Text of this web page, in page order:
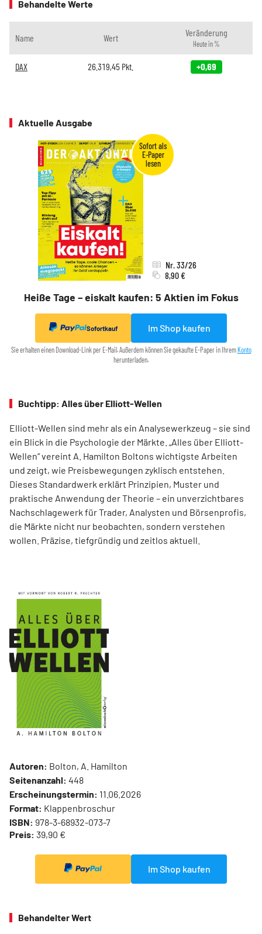
Behandelte Werte
Name Wert Veränderung
Heute in %
DAX 26.319,45 Pkt. +0,69
Aktuelle Ausgabe
Heiße Tage – eiskalt kaufen: 5 Aktien im Fokus
Nr. 33/26
8,90 €
Sofortkauf Im Shop kaufen
Sie erhalten einen Download-Link per E-Mail. Außerdem können Sie gekaufte E-Paper in Ihrem Konto
herunterladen.
Buchtipp: Alles über Elliott-Wellen
Elliott-Wellen sind mehr als ein Analysewerkzeug – sie sind
ein Blick in die Psychologie der Märkte. „Alles über Elliott-
Wellen“ vereint A. Hamilton Boltons wichtigste Arbeiten
und zeigt, wie Preisbewegungen zyklisch entstehen.
Dieses Standardwerk erklärt Prinzipien, Muster und
praktische Anwendung der Theorie – ein unverzichtbares
Nachschlagewerk für Trader, Analysten und Börsenprofis,
die Märkte nicht nur beobachten, sondern verstehen
wollen. Präzise, tiefgründig und zeitlos aktuell.
Autoren: Bolton, A. Hamilton
Seitenanzahl: 448
Erscheinungstermin: 11.06.2026
Format: Klappenbroschur
ISBN: 978-3-68932-073-7
Preis: 39,90 €
Im Shop kaufen
Behandelter Wert